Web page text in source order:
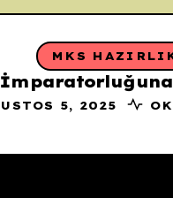
MKS
İmparatorluğuna
5, 2025